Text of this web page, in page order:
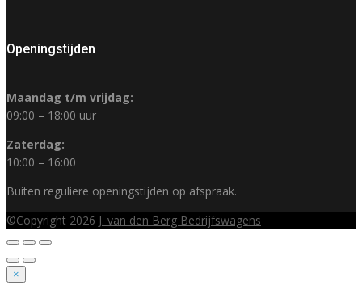
Openingstijden
Maandag t/m vrijdag:
09:00 – 18:00 uur
Zaterdag:
10:00 – 16:00
Buiten reguliere openingstijden op afspraak.
©Copyright 2026 J. van den Berg Bedrijfswagens
×